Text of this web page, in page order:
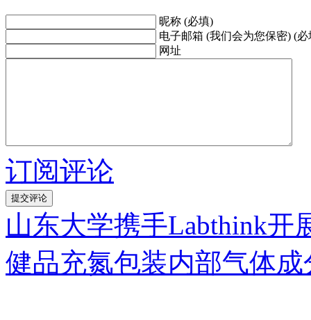
昵称 (必填)
电子邮箱 (我们会为您保密) (必
网址
订阅评论
山东大学携手Labthink开
健品充氮包装内部气体